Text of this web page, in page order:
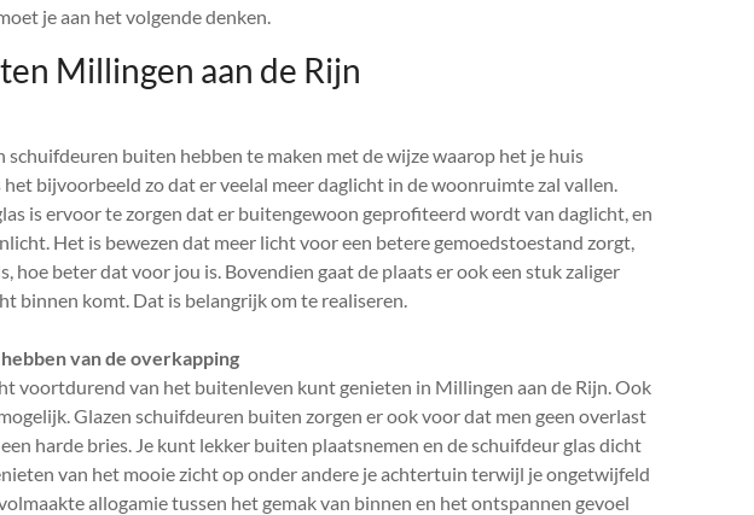
je aan het volgende denken.
Millingen aan de Rijn
schuifdeuren buiten hebben te maken met de wijze waarop het je huis
bijvoorbeeld zo dat er veelal meer daglicht in de woonruimte zal vallen.
is ervoor te zorgen dat er buitengewoon geprofiteerd wordt van daglicht, en
Het is bewezen dat meer licht voor een betere gemoedstoestand zorgt,
hoe beter dat voor jou is. Bovendien gaat de plaats er ook een stuk zaliger
binnen komt. Dat is belangrijk om te realiseren.
van de overkapping
voortdurend van het buitenleven kunt genieten in Millingen aan de Rijn. Ook
Glazen schuifdeuren buiten zorgen er ook voor dat men geen overlast
harde bries. Je kunt lekker buiten plaatsnemen en de schuifdeur glas dicht
van het mooie zicht op onder andere je achtertuin terwijl je ongetwijfeld
allogamie tussen het gemak van binnen en het ontspannen gevoel